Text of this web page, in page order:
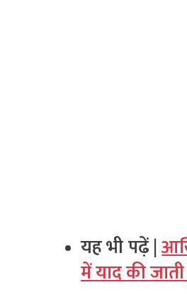
यह भी पढ़ें |
में याद की